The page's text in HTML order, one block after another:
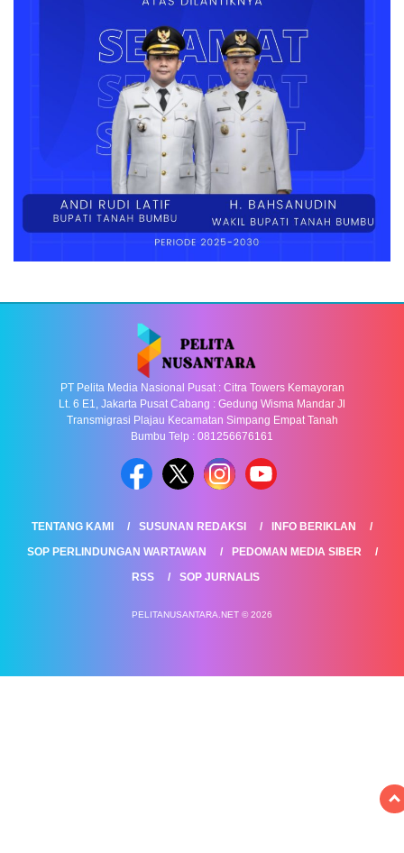
PT Pelita Media Nasional Pusat : Citra Towers Kemayoran
Lt. 6 E1, Jakarta Pusat Cabang : Gedung Wisma Mandar Jl
Transmigrasi Plajau Kecamatan Simpang Empat Tanah
Bumbu Telp : 081256676161
TENTANG KAMI SUSUNAN REDAKSI
INFO BERIKLAN
SOP PERLINDUNGAN WARTAWAN
PEDOMAN MEDIA SIBER
RSS
SOP JURNALIS
PELITANUSANTARA.NET © 2026